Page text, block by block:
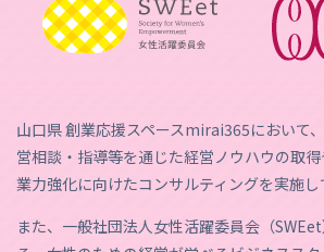
山口県 創業応援スペースmirai365において
営相談・指導等を通じた経営ノウハウの取
業力強化に向けたコンサルティングを実施し
また、一般社団法人女性活躍委員会（